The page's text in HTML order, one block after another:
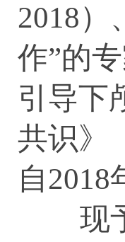
2018）
作”的
引导下
共识》
自2018
现